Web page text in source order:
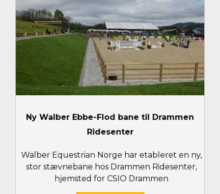
Ny Walber Ebbe-Flod bane til Drammen
Ridesenter
Walber Equestrian Norge har etableret en ny,
stor stævnebane hos Drammen Ridesenter,
hjemsted for CSIO Drammen